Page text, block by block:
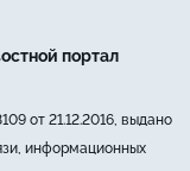
портал
от 21.12.2016, выдано
информационных